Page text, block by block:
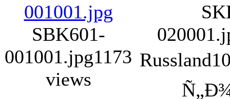
SBK601-
001001.jpg1173
views
Russland